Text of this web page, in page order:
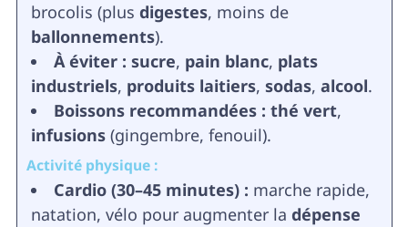
brocolis (plus digestes, moins de
ballonnements).
À éviter : sucre, pain blanc, plats
industriels, produits laitiers, sodas, alcool.
Boissons recommandées : thé vert,
infusions(gingembre, fenouil).
Activité physique :
Cardio (30–45 minutes) : marche rapide,
natation, vélo pour augmenter la dépense